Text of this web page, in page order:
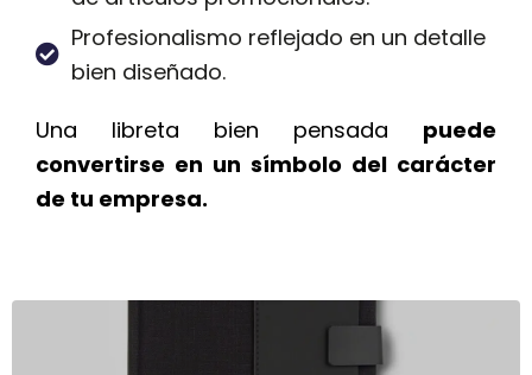
Profesionalismo reflejado en un detalle
bien diseñado.
Una libreta bien pensada puede
convertirse en un símbolo del carácter
de tu empresa.